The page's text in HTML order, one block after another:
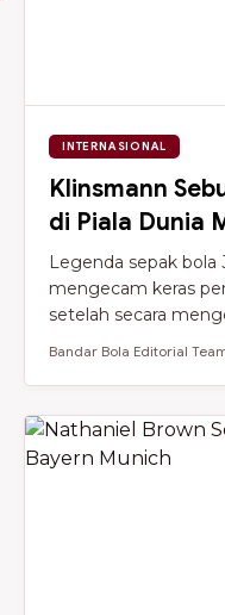
INTERNASIONAL
Klinsmann
di Piala Dunia
Legenda sepak bola
mengecam keras
setelah secara
Bandar Bola Editorial